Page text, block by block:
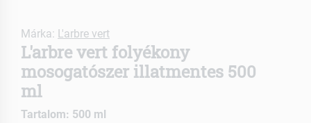
Márka: L'arbre vert
L'arbre vert folyékony
mosogatószer illatmentes 500
ml
Tartalom: 500 ml